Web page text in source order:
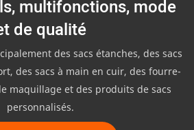
multifonctions, mode
de qualité
des sacs étanches, des sacs
des sacs à main en cuir, des fourre-
maquillage et des produits de sacs
personnalisés.